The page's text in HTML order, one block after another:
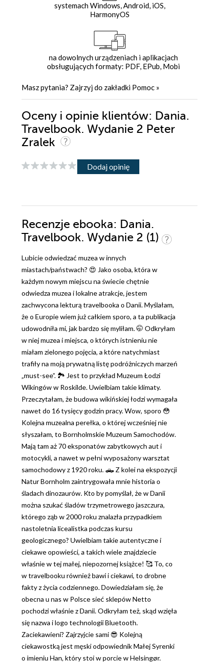
systemach Windows, Android, iOS,
HarmonyOS
na dowolnych urządzeniach i aplikacjach
obsługujących formaty: PDF, EPub, Mobi
Masz pytania? Zajrzyj do zakładki Pomoc »
Oceny i opinie klientów: Dania.
Travelbook. Wydanie 2 Peter
Zralek
Dodaj opinię
Recenzje ebooka: Dania.
Travelbook. Wydanie 2 (1)
Lubicie odwiedzać muzea w innych
miastach/państwach? 😍 Jako osoba, która w
każdym nowym miejscu na świecie chętnie
odwiedza muzea i lokalne atrakcje, jestem
zachwycona lekturą travelbooka o Danii. Myślałam,
że o Europie wiem już całkiem sporo, a ta publikacja
udowodniła mi, jak bardzo się myliłam. 🤭 Odkryłam
w niej muzea i miejsca, o których istnieniu nie
miałam zielonego pojęcia, a które natychmiast
trafiły na moją prywatną listę podróżniczych marzeń
„must-see”. 🏞 ​Jest to przykład Muzeum Łodzi
Wikingów w Roskilde. Uwielbiam takie klimaty.
Przeczytałam, że budowa wikińskiej łodzi wymagała
nawet do 16 tysięcy godzin pracy. Wow, sporo 😳 ​
Kolejna muzealna perełka, o której wcześniej nie
słyszałam, to Bornholmskie Muzeum Samochodów.
Mają tam aż 70 eksponatów zabytkowych aut i
motocykli, a nawet w pełni wyposażony warsztat
samochodowy z 1920 roku. 🛻 Z kolei na ekspozycji
Natur Bornholm zaintrygowała mnie historia o
śladach dinozaurów. Kto by pomyślał, że w Danii
można szukać śladów trzymetrowego jaszczura,
którego ząb w 2000 roku znalazła przypadkiem
nastoletnia licealistka podczas kursu
geologicznego? Uwielbiam takie autentyczne i
ciekawe opowieści, a takich wiele znajdziecie
właśnie w tej małej, niepozornej książce! 🥰 ​To, co
w travelbooku również bawi i ciekawi, to drobne
fakty z życia codziennego. Dowiedziałam się, że
obecna u nas w Polsce sieć sklepów Netto
pochodzi właśnie z Danii. Odkryłam też, skąd wzięła
się nazwa i logo technologii Bluetooth.
Zaciekawieni? Zajrzyjcie sami 😎 Kolejną
ciekawostką jest męski odpowiednik Małej Syrenki
o imieniu Han, który stoi w porcie w Helsingør.